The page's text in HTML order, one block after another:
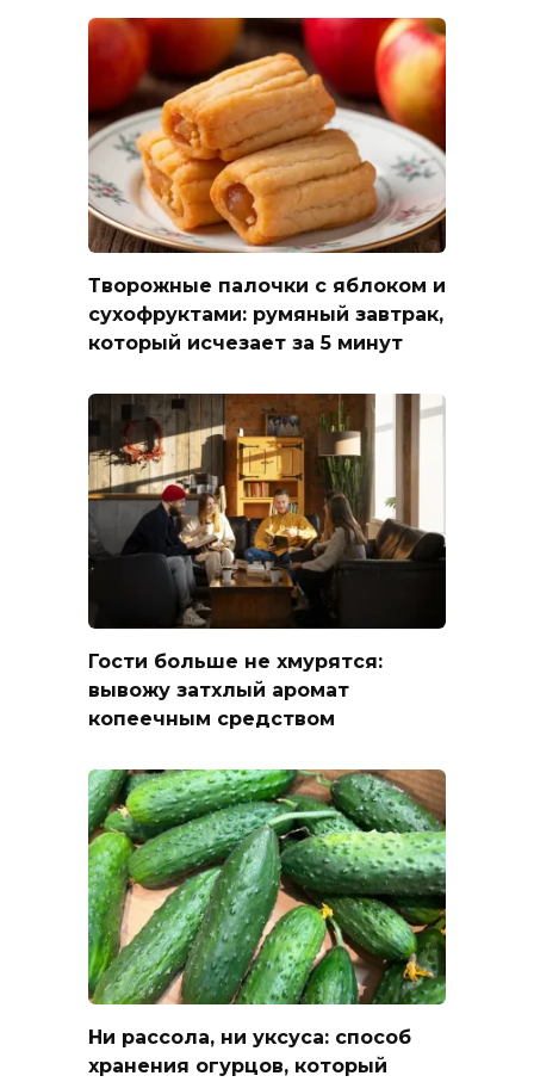
Творожные палочки с яблоком и
сухофруктами: румяный завтрак,
который исчезает за 5 минут
Гости больше не хмурятся:
вывожу затхлый аромат
копеечным средством
Ни рассола, ни уксуса: способ
хранения огурцов, который